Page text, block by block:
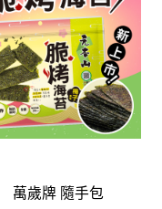
萬歲牌 隨手包